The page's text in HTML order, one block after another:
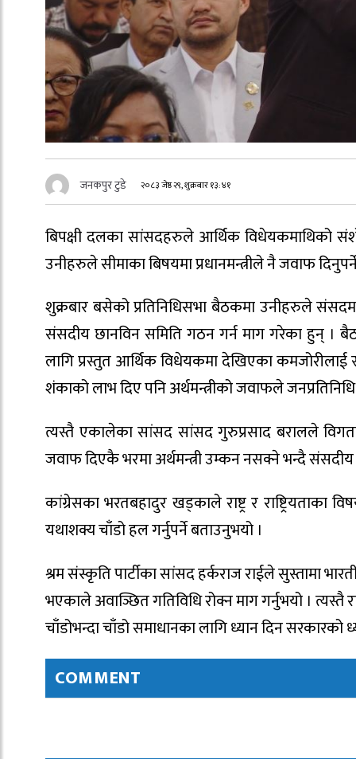
जनकपुर टुडे २०८३ जेष्ठ २९, शुक्रबार १३:४१
बिपक्षी दलका सांसदहरुले आर्थिक विधेयकमाथिको
उनीहरुले सीमाका बिषयमा प्रधानमन्त्रीले नै जवाफ
शुक्रबार बसेको प्रतिनिधिसभा बैठकमा उनीहरुले
संसदीय छानविन समिति गठन गर्न माग गरेका हुन् ।
लागि प्रस्तुत आर्थिक विधेयकमा देखिएका
शंकाको लाभ दिए पनि अर्थमन्त्रीको जवाफले
त्यस्तै एकालेका सांसद सांसद गुरुप्रसाद बरालले
जवाफ दिएकै भरमा अर्थमन्त्री उम्कन नसक्ने भन्दै संसदीय
कांग्रेसका भरतबहादुर खड्काले राष्ट्र र राष्ट्रियताका
यथाशक्य चाँडो हल गर्नुपर्ने बताउनुभयो ।
श्रम संस्कृति पार्टीका सांसद हर्कराज राईले सुस्तामा
भएकाले अवाञ्छित गतिविधि रोक्न माग गर्नुभयो । त्यस्तै
चाँडोभन्दा चाँडो समाधानका लागि ध्यान दिन
COMMENT